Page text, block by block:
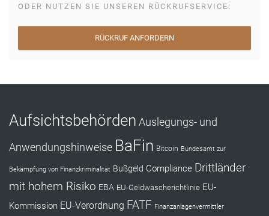
ODER NUTZEN SIE UNSEREN RÜCKRUFSERVICE:
RÜCKRUF ANFORDERN
Aufsichtsbehörden Auslegungs- und
Anwendungshinweise BaFin Bitcoin Bundesamt zur
Bekämpfung von Finanzkriminalität Bußgeld Compliance Drittländer
mit hohem Risiko EBA EU-Geldwäscherichtlinie EU-
Kommission EU-Verordnung FATF Finanzanlagenvermittler